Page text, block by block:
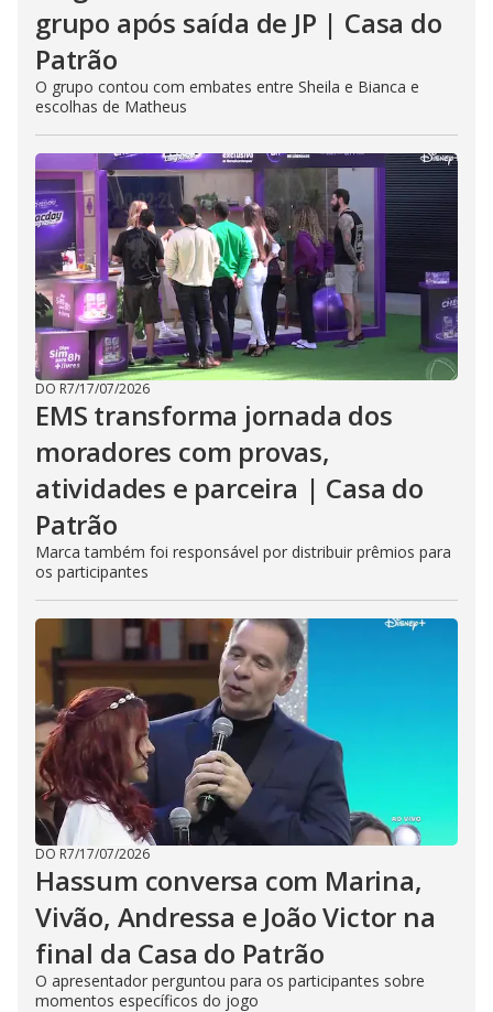
grupo após saída de JP | Casa do
Patrão
O grupo contou com embates entre Sheila e Bianca e
escolhas de Matheus
DO R7/17/07/2026
EMS transforma jornada dos
moradores com provas,
atividades e parceira | Casa do
Patrão
Marca também foi responsável por distribuir prêmios para
os participantes
DO R7/17/07/2026
Hassum conversa com Marina,
Vivão, Andressa e João Victor na
final da Casa do Patrão
O apresentador perguntou para os participantes sobre
momentos específicos do jogo